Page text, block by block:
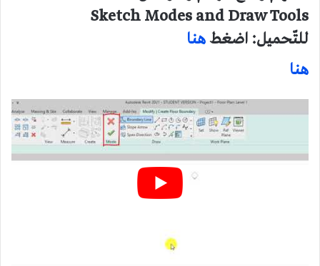
Sketch Modes and Draw Tools
للتّحميل: اضغطهنا
هنا